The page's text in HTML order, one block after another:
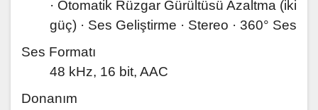
· Otomatik Rüzgar Gürültüsü Azaltma (iki
güç) · Ses Geliştirme · Stereo · 360° Ses
Ses Formatı
48 kHz, 16 bit, AAC
Donanım